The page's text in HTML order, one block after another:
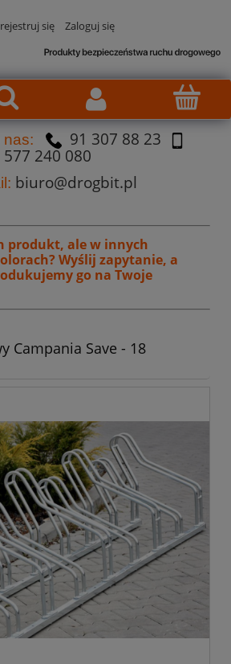
się Zaloguj się
nas:
91 307 88 23
577 240 080
biuro@drogbit.pl
produkt, ale w innych
Wyślij zapytanie, a
go na Twoje
Campania Save - 18